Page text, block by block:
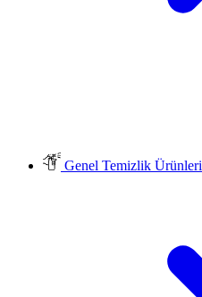
Genel Temizlik Ürünleri